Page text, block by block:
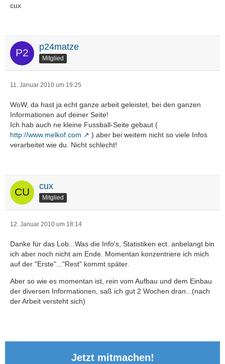
cux
p24matze
Mitglied
11. Januar 2010 um 19:25
WoW, da hast ja echt ganze arbeit geleistet, bei den ganzen
Informationen auf deiner Seite!
Ich hab auch ne kleine Fussball-Seite gebaut (
http://www.melkof.com
) aber bei weitem nicht so viele Infos
verarbeitet wie du. Nicht schlecht!
cux
Mitglied
12. Januar 2010 um 18:14
Danke für das Lob...Was die Info's, Statistiken ect. anbelangt bin
ich aber noch nicht am Ende. Momentan konzentriere ich mich
auf der "Erste"..."Rest" kommt später.
Aber so wie es momentan ist, rein vom Aufbau und dem Einbau
der diversen Informationen, saß ich gut 2 Wochen dran...(nach
der Arbeit versteht sich)
Jetzt mitmachen!